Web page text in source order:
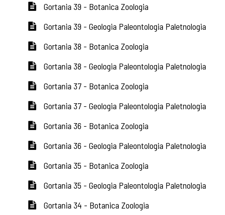
Gortania 39 - Botanica Zoologia
Gortania 39 - Geologia Paleontologia Paletnologia
Gortania 38 - Botanica Zoologia
Gortania 38 - Geologia Paleontologia Paletnologia
Gortania 37 - Botanica Zoologia
Gortania 37 - Geologia Paleontologia Paletnologia
Gortania 36 - Botanica Zoologia
Gortania 36 - Geologia Paleontologia Paletnologia
Gortania 35 - Botanica Zoologia
Gortania 35 - Geologia Paleontologia Paletnologia
Gortania 34 - Botanica Zoologia